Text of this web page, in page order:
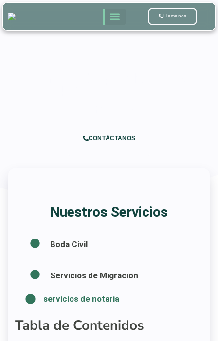
Llamanos
CONTÁCTANOS
Nuestros Servicios
Boda Civil
Servicios de Migración
servicios de notaria
Tabla de Contenidos